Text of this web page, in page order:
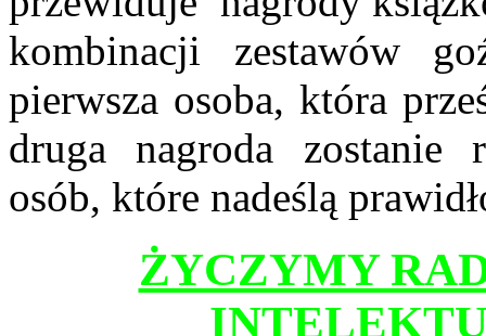
kombinacji zestawów
pierwsza osoba, która
druga nagroda zostanie
osób, które nadeślą
ŻYCZYMY